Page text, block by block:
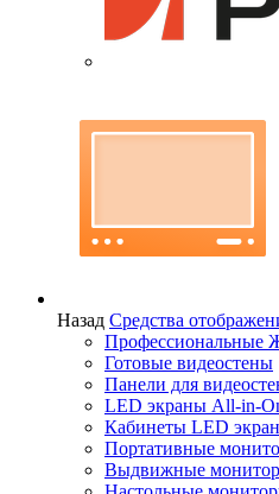
Назад Средства
Профессиональные
Готовые видеостены
Панели для
LED экраны All-in-
Кабинеты LED
Портативные
Выдвижные